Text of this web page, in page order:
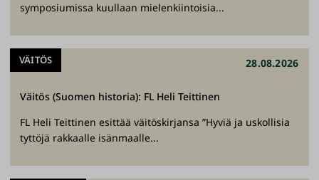
symposiumissa kuullaan mielenkiintoisia...
VÄITÖS 28.08.2026
Väitös (Suomen historia): FL Heli Teittinen
FL Heli Teittinen esittää väitöskirjansa ”Hyviä ja uskollisia
tyttöjä rakkaalle isänmaalle...